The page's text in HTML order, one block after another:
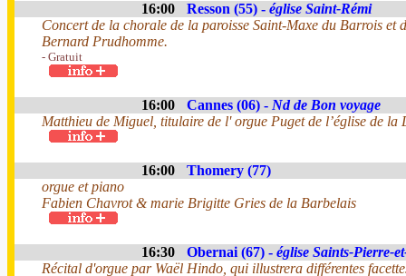
16:00 Resson (55) - église Saint-Rémi
Concert de la chorale de la paroisse Saint-Maxe du Barrois et
Bernard Prudhomme.
- Gratuit
16:00 Cannes (06) - Nd de Bon voyage
Matthieu de Miguel, titulaire de l' orgue Puget de l’église de la
16:00
Thomery (77)
orgue et piano
Fabien Chavrot & marie Brigitte Gries de la Barbelais
16:30 Obernai (67) - église Saints-Pierre-
Récital d'orgue par Waël Hindo, qui illustrera différentes